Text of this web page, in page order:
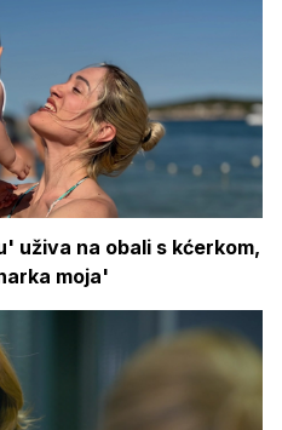
uživa na obali s kćerkom,
moja'